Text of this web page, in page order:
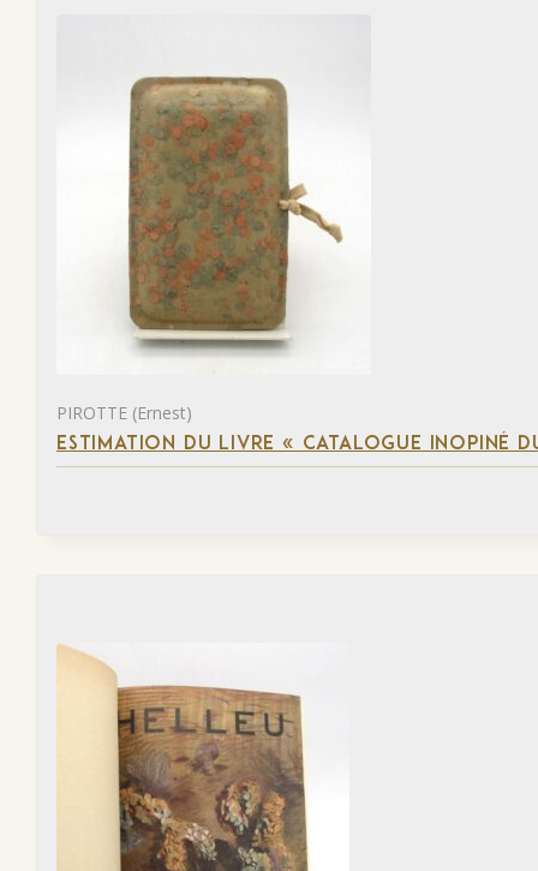
PIROTTE (Ernest)
ESTIMATION DU LIVRE « CATALOGUE INOPINÉ